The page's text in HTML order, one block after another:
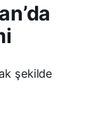
şekilde